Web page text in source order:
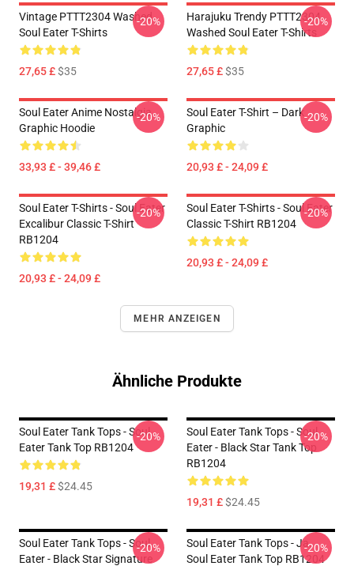
Vintage PTTT2304 Washed
Soul Eater T-Shirts
27,65 £$35
-20%
Harajuku Trendy PTTT2304
Washed Soul Eater T-Shirts
27,65 £$35
-20%
Soul Eater Anime Nostalgia
Graphic Hoodie
33,93 £ - 39,46 £
-20%
Soul Eater T-Shirt – Dark
Graphic
20,93 £ - 24,09 £
-20%
Soul Eater T-Shirts - Soul Eater
Excalibur Classic T-Shirt
RB1204
20,93 £ - 24,09 £
-20%
Soul Eater T-Shirts - Soul Eater
Classic T-Shirt RB1204
20,93 £ - 24,09 £
-20%
MEHR ANZEIGEN
Ähnliche Produkte
Soul Eater Tank Tops - Soul
Eater Tank Top RB1204
19,31 £$24.45
-20%
Soul Eater Tank Tops - Soul
Eater - Black Star Tank Top
RB1204
19,31 £$24.45
-20%
Soul Eater Tank Tops - Soul
Eater - Black Star Signature
-20%
Soul Eater Tank Tops - Ja.
Soul Eater Tank Top RB1204
-20%